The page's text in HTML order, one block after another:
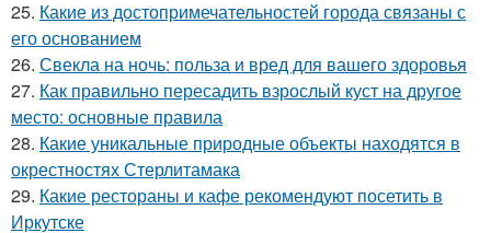
25. Какие из достопримечательностей города связаны с
его основанием
26. Свекла на ночь: польза и вред для вашего здоровья
27. Как правильно пересадить взрослый куст на другое
место: основные правила
28. Какие уникальные природные объекты находятся в
окрестностях Стерлитамака
29. Какие рестораны и кафе рекомендуют посетить в
Иркутске